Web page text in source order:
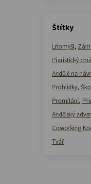
Štítky
Litomyšl,
Piaristický
Andělé na
Prohlídky,
Promítání,
Andělský
Coworking
Tvář